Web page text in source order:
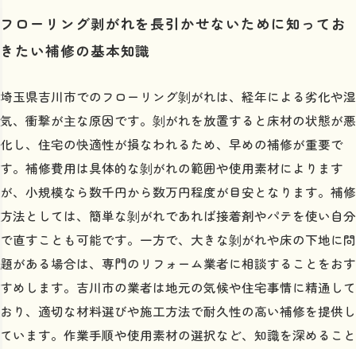
フローリング剥がれを長引かせないために知ってお
きたい補修の基本知識
埼玉県吉川市でのフローリング剝がれは、経年による劣化や湿
気、衝撃が主な原因です。剝がれを放置すると床材の状態が悪
化し、住宅の快適性が損なわれるため、早めの補修が重要で
す。補修費用は具体的な剝がれの範囲や使用素材によります
が、小規模なら数千円から数万円程度が目安となります。補修
方法としては、簡単な剝がれであれば接着剤やパテを使い自分
で直すことも可能です。一方で、大きな剝がれや床の下地に問
題がある場合は、専門のリフォーム業者に相談することをおす
すめします。吉川市の業者は地元の気候や住宅事情に精通して
おり、適切な材料選びや施工方法で耐久性の高い補修を提供し
ています。作業手順や使用素材の選択など、知識を深めること